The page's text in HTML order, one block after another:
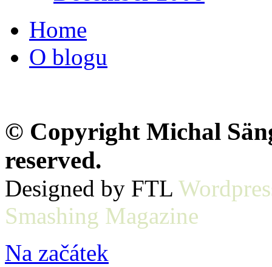
Home
O blogu
© Copyright Michal
reserved.
Designed by FTL
Smashing Magazine
Na začátek